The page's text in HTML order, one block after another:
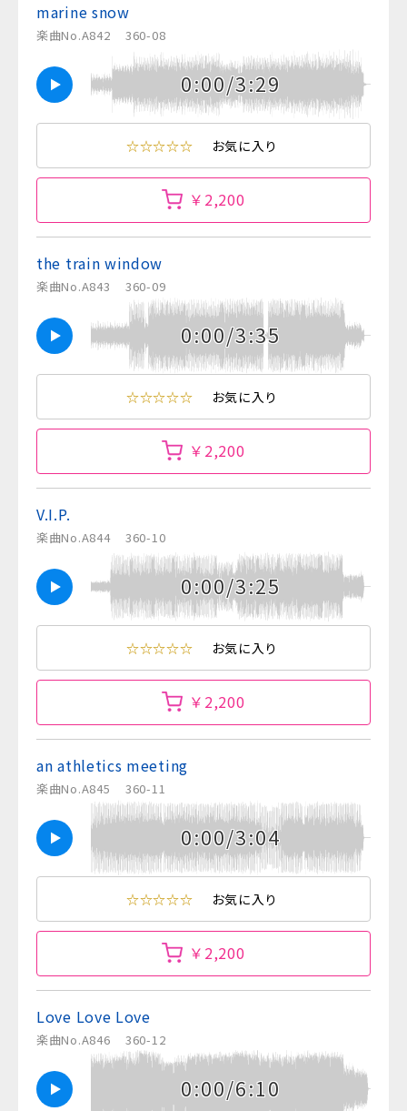
marine snow
楽曲No.A842 360-08
0:00/3:29
☆☆☆☆☆ お気に入り
￥2,200
the train window
楽曲No.A843 360-09
0:00/3:35
☆☆☆☆☆ お気に入り
￥2,200
V.I.P.
楽曲No.A844 360-10
0:00/3:25
☆☆☆☆☆ お気に入り
￥2,200
an athletics meeting
楽曲No.A845 360-11
0:00/3:04
☆☆☆☆☆ お気に入り
￥2,200
Love Love Love
楽曲No.A846 360-12
0:00/6:10